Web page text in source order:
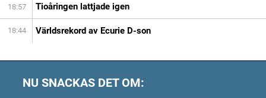
18:57 Tioåringen lattjade igen
18:44 Världsrekord av Ecurie D-son
NU SNACKAS DET OM: